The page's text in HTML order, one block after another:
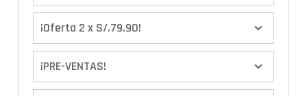
¡Oferta 2 x S/.79.90!
¡PRE-VENTAS!